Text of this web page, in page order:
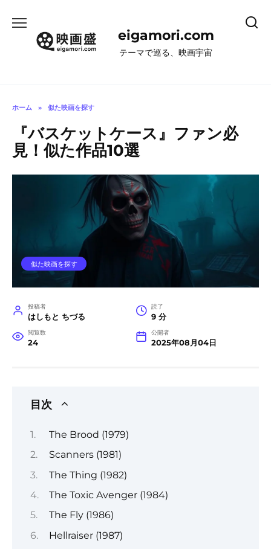
eigamori.com
テーマで巡る、映画宇宙
ホーム » 似た映画を探す
『バスケットケース』ファン必
見！似た作品10選
似た映画を探す
投稿者
はしもと ちづる
読了
9 分
閲覧数
24
公開者
2025年08月04日
目次
The Brood (1979)
Scanners (1981)
The Thing (1982)
The Toxic Avenger (1984)
The Fly (1986)
Hellraiser (1987)